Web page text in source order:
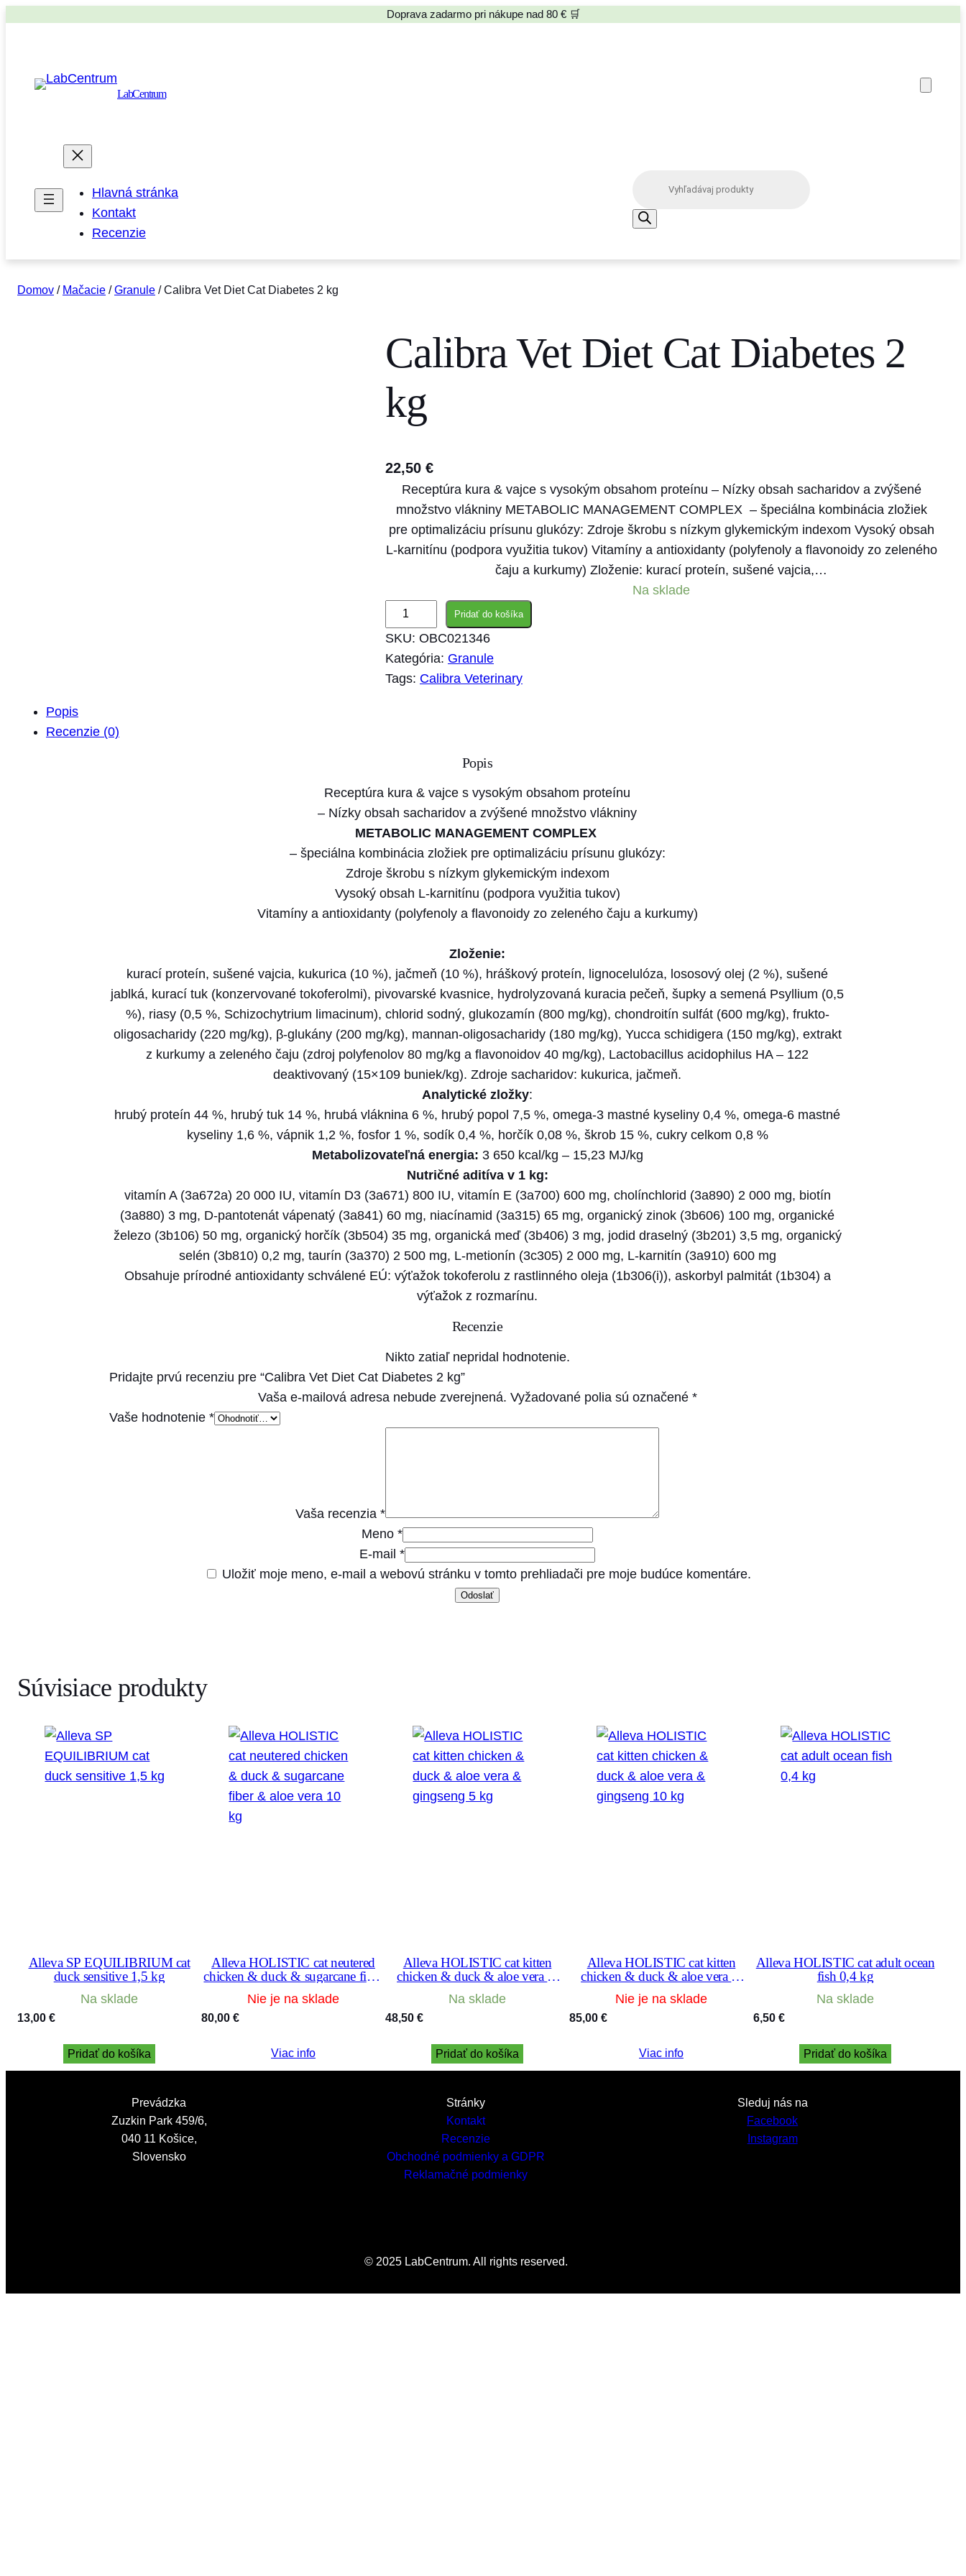
Doprava zadarmo pri nákupe nad 80 € 🛒
LabCentrum
Hlavná stránka
Kontakt
Recenzie
o
u
e
Domov / Mačacie /Granule / Calibra Vet Diet Cat Diabetes 2 kg
Calibra Vet Diet Cat Diabetes 2
kg
22,50 €
Receptúra kura & vajce s vysokým obsahom proteínu – Nízky obsah sacharidov a zvýšené
množstvo vlákniny METABOLIC MANAGEMENT COMPLEX – špeciálna kombinácia zložiek
pre optimalizáciu prísunu glukózy: Zdroje škrobu s nízkym glykemickým indexom Vysoký obsah
L-karnitínu (podpora využitia tukov) Vitamíny a antioxidanty (polyfenoly a flavonoidy zo zeleného
čaju a kurkumy) Zloženie: kurací proteín, sušené vajcia,…
Na sklade
n
a
l
i
b
r
a
V
D
i
e
t
C
a
D
i
a
e
t
e
s
2
Pridať do košíka
SKU: OBC021346
Kategória: Granule
Tags: Calibra Veterinary
Popis
Recenzie (0)
Popis
Receptúra kura & vajce s vysokým obsahom proteínu
– Nízky obsah sacharidov a zvýšené množstvo vlákniny
METABOLIC MANAGEMENT COMPLEX
– špeciálna kombinácia zložiek pre optimalizáciu prísunu glukózy:
Zdroje škrobu s nízkym glykemickým indexom
Vysoký obsah L-karnitínu (podpora využitia tukov)
Vitamíny a antioxidanty (polyfenoly a flavonoidy zo zeleného čaju a kurkumy)
Zloženie:
kurací proteín, sušené vajcia, kukurica (10 %), jačmeň (10 %), hráškový proteín, lignocelulóza, lososový olej (2 %), sušené
jablká, kurací tuk (konzervované tokoferolmi), pivovarské kvasnice, hydrolyzovaná kuracia pečeň, šupky a semená Psyllium (0,5
%), riasy (0,5 %, Schizochytrium limacinum), chlorid sodný, glukozamín (800 mg/kg), chondroitín sulfát (600 mg/kg), frukto-
oligosacharidy (220 mg/kg), β-glukány (200 mg/kg), mannan-oligosacharidy (180 mg/kg), Yucca schidigera (150 mg/kg), extrakt
z kurkumy a zeleného čaju (zdroj polyfenolov 80 mg/kg a flavonoidov 40 mg/kg), Lactobacillus acidophilus HA – 122
deaktivovaný (15×109 buniek/kg). Zdroje sacharidov: kukurica, jačmeň.
Analytické zložky:
hrubý proteín 44 %, hrubý tuk 14 %, hrubá vláknina 6 %, hrubý popol 7,5 %, omega-3 mastné kyseliny 0,4 %, omega-6 mastné
kyseliny 1,6 %, vápnik 1,2 %, fosfor 1 %, sodík 0,4 %, horčík 0,08 %, škrob 15 %, cukry celkom 0,8 %
Metabolizovateľná energia: 3 650 kcal/kg – 15,23 MJ/kg
Nutričné aditíva v 1 kg:
vitamín A (3a672a) 20 000 IU, vitamín D3 (3a671) 800 IU, vitamín E (3a700) 600 mg, cholínchlorid (3a890) 2 000 mg, biotín
(3a880) 3 mg, D-pantotenát vápenatý (3a841) 60 mg, niacínamid (3a315) 65 mg, organický zinok (3b606) 100 mg, organické
železo (3b106) 50 mg, organický horčík (3b504) 35 mg, organická meď (3b406) 3 mg, jodid draselný (3b201) 3,5 mg, organický
selén (3b810) 0,2 mg, taurín (3a370) 2 500 mg, L-metionín (3c305) 2 000 mg, L-karnitín (3a910) 600 mg
Obsahuje prírodné antioxidanty schválené EÚ: výťažok tokoferolu z rastlinného oleja (1b306(i)), askorbyl palmitát (1b304) a
výťažok z rozmarínu.
Recenzie
Nikto zatiaľ nepridal hodnotenie.
Pridajte prvú recenziu pre “Calibra Vet Diet Cat Diabetes 2 kg”
Vaša e-mailová adresa nebude zverejnená. Vyžadované polia sú označené *
Vaše hodnotenie *
Vaša recenzia *
Meno *
E-mail *
Uložiť moje meno, e-mail a webovú stránku v tomto prehliadači pre moje budúce komentáre.
Súvisiace produkty
Alleva SP EQUILIBRIUM cat
duck sensitive 1,5 kg
Na sklade
13,00 €
Pridať do košíka
Alleva HOLISTIC cat neutered
chicken & duck & sugarcane fiber
Nie je na sklade
80,00 €
Viac info
Alleva HOLISTIC cat kitten
chicken & duck & aloe vera &
Na sklade
48,50 €
Pridať do košíka
Alleva HOLISTIC cat kitten
chicken & duck & aloe vera &
Nie je na sklade
85,00 €
Viac info
Alleva HOLISTIC cat adult ocean
fish 0,4 kg
Na sklade
6,50 €
Pridať do košíka
Prevádzka
Zuzkin Park 459/6,
040 11 Košice,
Slovensko
Stránky
Kontakt
Recenzie
Obchodné podmienky a GDPR
Reklamačné podmienky
Sleduj nás na
Facebook
Instagram
© 2025 LabCentrum. All rights reserved.